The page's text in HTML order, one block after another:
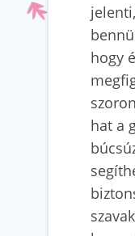
hogy
hat a